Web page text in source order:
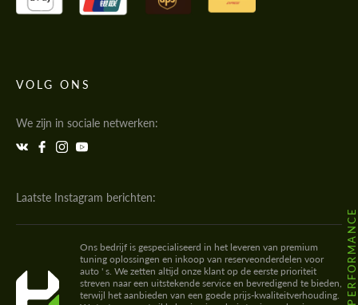
VOLG ONS
We zijn in sociale netwerken:
Laatste Instagram berichten:
Ons bedrijf is gespecialiseerd in het leveren van premium
tuning oplossingen en inkoop van reserveonderdelen voor
auto ' s. We zetten altijd onze klant op de eerste prioriteit
streven naar een uitstekende service en bevredigend te bieden,
terwijl het aanbieden van een goede prijs-kwaliteitverhouding.